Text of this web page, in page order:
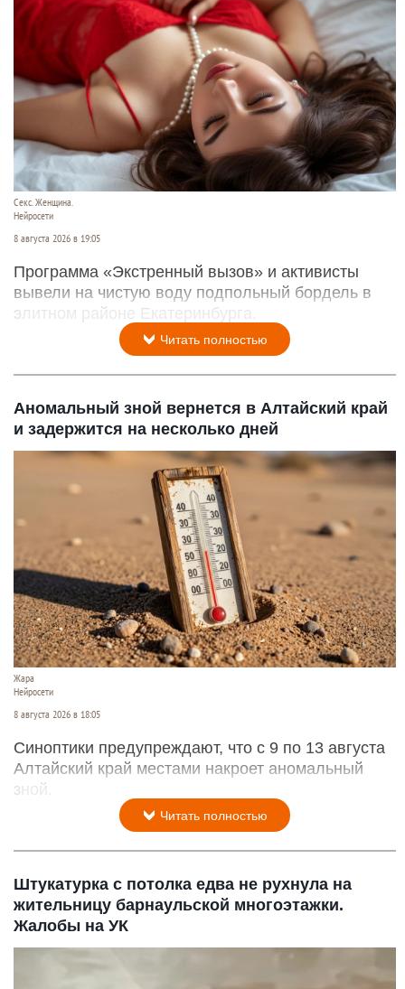
Секс. Женщина.
Нейросети
8 августа 2026 в 19:05
Программа «Экстренный вызов» и активисты
вывели на чистую воду подпольный бордель в
элитном районе Екатеринбурга.
Читать полностью
Аномальный зной вернется в Алтайский край
и задержится на несколько дней
Жара
Нейросети
8 августа 2026 в 18:05
Синоптики предупреждают, что с 9 по 13 августа
Алтайский край местами накроет аномальный
зной.
Читать полностью
Штукатурка с потолка едва не рухнула на
жительницу барнаульской многоэтажки.
Жалобы на УК